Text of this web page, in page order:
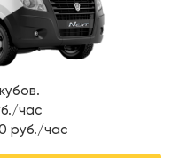
час
руб./час